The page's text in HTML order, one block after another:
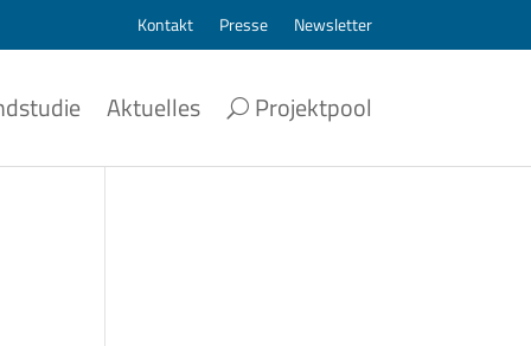
Kontakt Presse Newsletter
Aktuelles Projektpool